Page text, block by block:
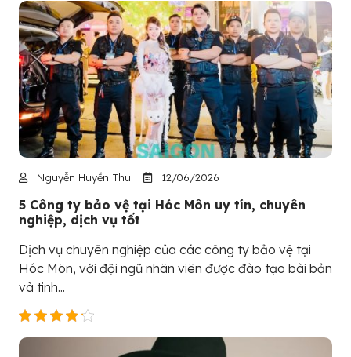
Nguyễn Huyền Thu 12/06/2026
5 Công ty bảo vệ tại Hóc Môn uy tín, chuyên
nghiệp, dịch vụ tốt
Dịch vụ chuyên nghiệp của các công ty bảo vệ tại
Hóc Môn, với đội ngũ nhân viên được đào tạo bài bản
và tinh...